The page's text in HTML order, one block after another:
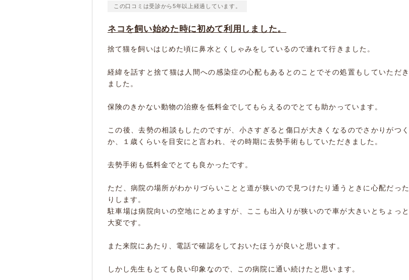
この口コミは受診から5年以上経過しています。
ネコを飼い始めた時に初めて利用しました。
捨て猫を飼いはじめた頃に鼻水とくしゃみをしているので連れて行きました。
経緯を話すと捨て猫は人間への感染症の心配もあるとのことでその処置もしていただき
ました。
保険のきかない動物の治療を低料金でしてもらえるのでとても助かっています。
この後、去勢の相談もしたのですが、小さすぎると傷口が大きくなるのでさかりがつく
か、１歳くらいを目安にと言われ、その時期に去勢手術もしていただきました。
去勢手術も低料金でとても良かったです。
ただ、病院の場所がわかりづらいことと道が狭いので見つけたり通うときに心配だった
りします。
駐車場は病院向いの空地にとめますが、ここも出入りが狭いので車が大きいとちょっと
大変です。
また来院にあたり、電話で確認をしておいたほうが良いと思います。
しかし先生もとても良い印象なので、この病院に通い続けたと思います。